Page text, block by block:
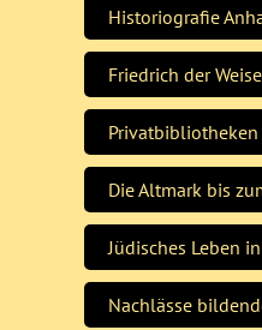
Historiografie
Friedrich der Weise
Privatbibliotheken
Die Altmark bis
Jüdisches Leben
Nachlässe